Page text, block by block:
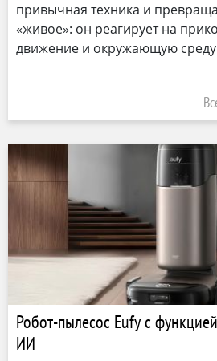
привычная техника и
«живое»: он реагирует на
движение и окружающую
Робот-пылесос Eufy с
ИИ